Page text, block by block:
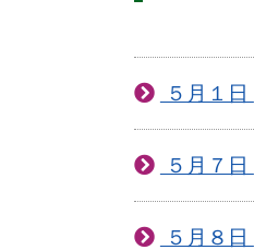
５月１日
５月７日
５月８日